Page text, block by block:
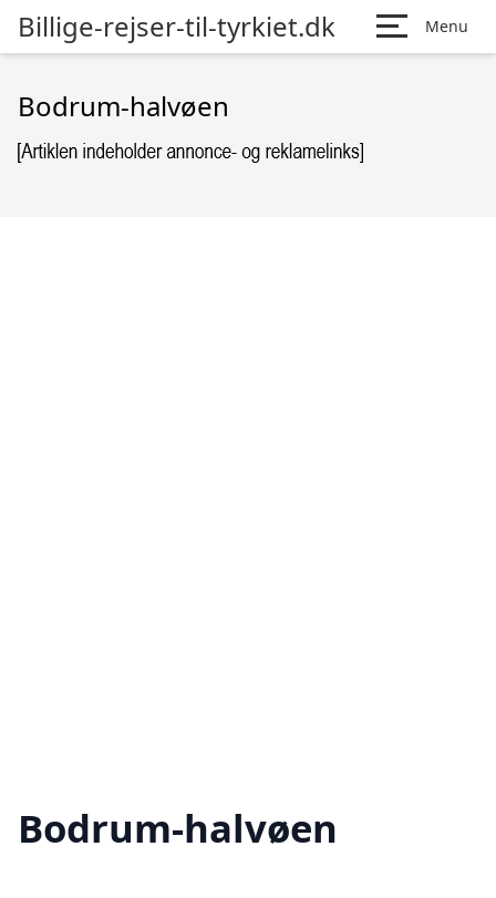
Billige-rejser-til-tyrkiet.dk Menu
Bodrum-halvøen
Bodrum-halvøen